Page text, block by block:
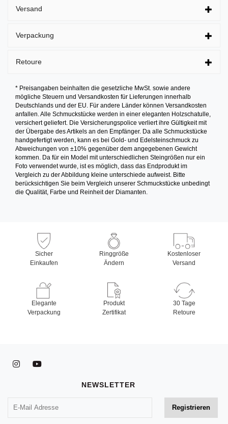
Versand
Verpackung
Retoure
* Preisangaben beinhalten die gesetzliche MwSt. sowie andere
mögliche Steuern und Versandkosten für Lieferungen innerhalb
Deutschlands und der EU. Für andere Länder können Versandkosten
anfallen. Alle Schmuckstücke werden in einer eleganten Holzschatulle,
versichert geliefert. Die Versicherungspolice verliert ihre Gültigkeit mit
der Übergabe des Artikels an den Empfänger. Da alle Schmuckstücke
handgefertigt werden, kann es bei Gold- und Edelsteinschmuck zu
Abweichungen von ±10% gegenüber dem angegebenen Gewicht
kommen. Da für ein Model mit unterschiedlichen Steingrößen nur ein
Foto verwendet wurde, ist es möglich, dass das Endprodukt im
Vergleich zu der Abbildung kleine unterschiede aufweist. Bitte
berücksichtigen Sie beim Vergleich unserer Schmuckstücke unbedingt
die Qualität, Farbe und Reinheit der Diamanten.
Sicher
Einkaufen
Ringgröße
Ändern
Kostenloser
Versand
Elegante
Verpackung
Produkt
Zertifikat
30 Tage
Retoure
NEWSLETTER